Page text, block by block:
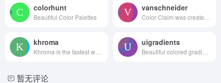
colorhunt
Beautiful Color Palettes
vanschneider
khroma uigradients
暂无评论